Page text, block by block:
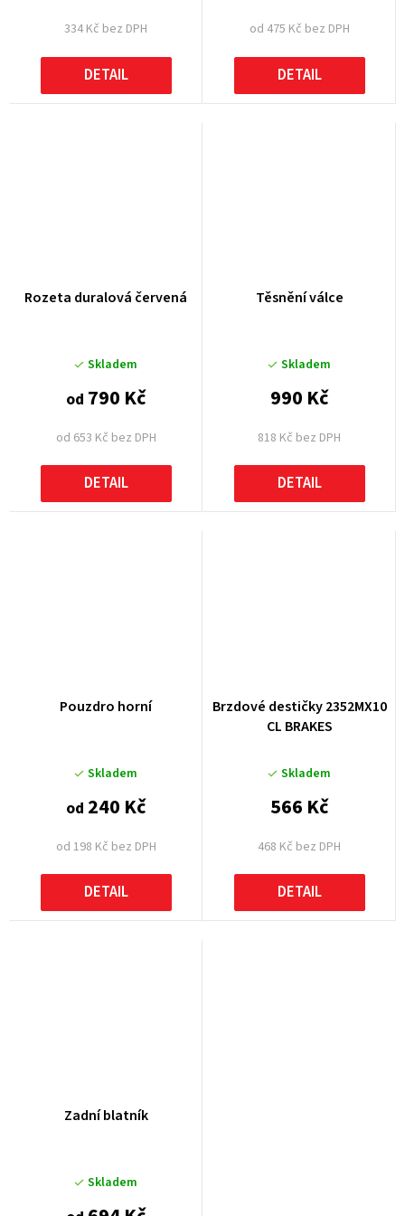
334 Kč bez DPH
DETAIL
od 475 Kč bez DPH
DETAIL
Rozeta duralová červená
Skladem
od 653 Kč bez DPH
od 790 Kč
DETAIL
Těsnění válce
Skladem
818 Kč bez DPH
990 Kč
DETAIL
Pouzdro horní
Skladem
od 198 Kč bez DPH
od 240 Kč
DETAIL
Brzdové destičky 2352MX10
CL BRAKES
Skladem
468 Kč bez DPH
566 Kč
DETAIL
Zadní blatník
Skladem